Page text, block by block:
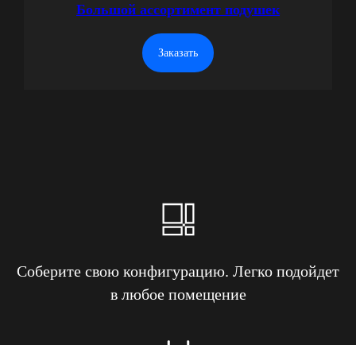
Большой ассортимент подушек
Заказать
Соберите свою конфигурацию. Легко подойдет
в любое помещение